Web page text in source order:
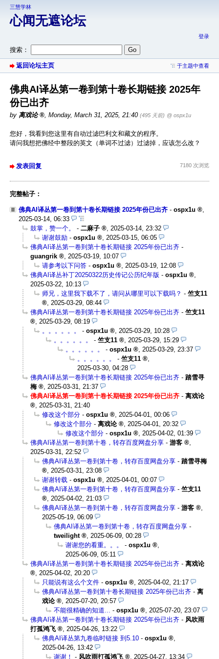
三慧学林
心闻无遮论坛
登录
搜索：
返回论坛主页 于主题中查看
佛典AI译丛第一卷到第十卷长期链接 2025年
份已出齐
by 离戏论 , Monday, March 31, 2025, 21:40 (495 天前) @ ospx1u
您好，我看到您这里有自动过滤巴利文和藏文的程序。
请问我想把佛经中整段的英文（单词不过滤）过滤掉，应该怎么改？
发表回复 7180 次浏览
完整帖子：
佛典AI译丛第一卷到第十卷长期链接 2025年份已出齐 - ospx1u
2025-03-14, 06:33
鼓掌，赞一个。
- 二麻子
2025-03-14, 23:32
谢谢鼓励 - ospx1u
2025-03-15, 06:05
佛典AI译丛第一卷到第十卷长期链接 2025年份已出齐 -
guangrik
2025-03-19, 10:07
请参考以下问答 - ospx1u
2025-03-19, 12:08
佛典AI译丛补丁20250322历史传记公历纪年版 - ospx1u
2025-03-22, 10:13
师兄，这里我下载不了，请问从哪里可以下载吗？ - 竺支11
2025-03-29, 08:44
佛典AI译丛第一卷到第十卷长期链接 2025年份已出齐 - 竺支11
2025-03-29, 08:19
。。。。。。
- ospx1u
2025-03-29, 10:28
。。。。。。
- 竺支11
2025-03-29, 15:29
。。。。。。
- ospx1u
2025-03-29, 23:37
。。。。。。
- 竺支11
2025-03-30, 04:28
佛典AI译丛第一卷到第十卷长期链接 2025年份已出齐 - 踏雪寻
梅
2025-03-31, 21:37
佛典AI译丛第一卷到第十卷长期链接 2025年份已出齐 - 离戏论
2025-03-31, 21:40
修改这个部分 - ospx1u
2025-04-01, 00:06
修改这个部分 - 离戏论
2025-04-01, 20:32
修改这个部分 - ospx1u
2025-04-02, 01:39
佛典AI译丛第一卷到第十卷，转存百度网盘分享 - 游客
2025-03-31, 22:52
佛典AI译丛第一卷到第十卷，转存百度网盘分享 - 踏雪寻梅
2025-03-31, 23:08
谢谢转载 - ospx1u
2025-04-01, 00:07
佛典AI译丛第一卷到第十卷，转存百度网盘分享 - 竺支11
2025-04-02, 21:03
佛典AI译丛第一卷到第十卷，转存百度网盘分享 - 游客
2025-05-19, 06:09
佛典AI译丛第一卷到第十卷，转存百度网盘分享 -
tweilight
2025-06-09, 00:28
谢谢您的看重。。。
- ospx1u
2025-06-09, 05:11
佛典AI译丛第一卷到第十卷长期链接 2025年份已出齐 - 离戏论
2025-04-02, 20:20
只能说有这么个文件 - ospx1u
2025-04-02, 21:17
佛典AI译丛第一卷到第十卷长期链接 2025年份已出齐 - 离
戏论
2025-07-20, 20:57
不能很精确的知道...
- ospx1u
2025-07-20, 23:07
佛典AI译丛第一卷到第十卷长期链接 2025年份已出齐 - 风吹雨
打孤鸿飞
2025-04-26, 13:22
佛典AI译丛第九卷临时链接 到5.10 - ospx1u
2025-04-26, 13:42
谢谢！ - 风吹雨打孤鸿飞 2025-04-27, 13:34